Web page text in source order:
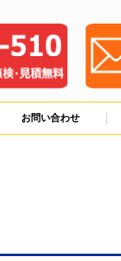
お問い合わせ